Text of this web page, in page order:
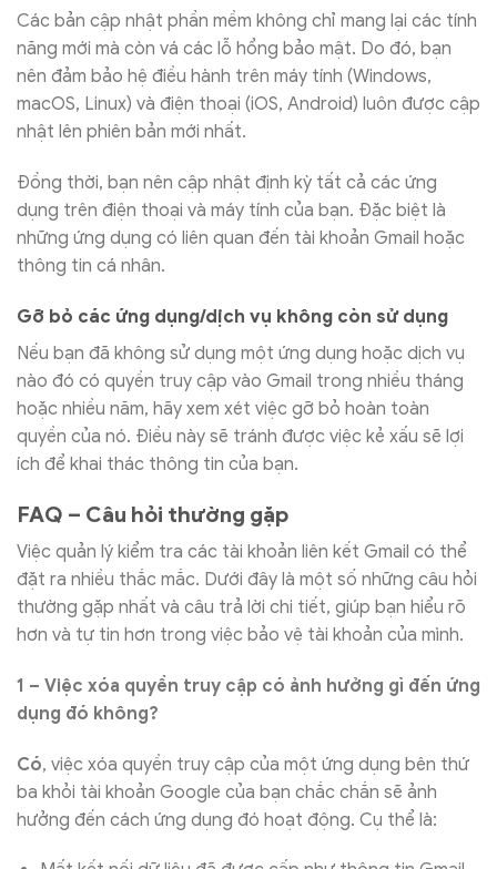
Các bản cập nhật phần mềm không chỉ mang lại các tính
năng mới mà còn vá các lỗ hổng bảo mật. Do đó, bạn
nên đảm bảo hệ điều hành trên máy tính (Windows,
macOS, Linux) và điện thoại (iOS, Android) luôn được cập
nhật lên phiên bản mới nhất.
Đồng thời, bạn nên cập nhật định kỳ tất cả các ứng
dụng trên điện thoại và máy tính của bạn. Đặc biệt là
những ứng dụng có liên quan đến tài khoản Gmail hoặc
thông tin cá nhân.
Gỡ bỏ các ứng dụng/dịch vụ không còn sử dụng
Nếu bạn đã không sử dụng một ứng dụng hoặc dịch vụ
nào đó có quyền truy cập vào Gmail trong nhiều tháng
hoặc nhiều năm, hãy xem xét việc gỡ bỏ hoàn toàn
quyền của nó. Điều này sẽ tránh được việc kẻ xấu sẽ lợi
ích để khai thác thông tin của bạn.
FAQ – Câu hỏi thường gặp
Việc quản lý kiểm tra các tài khoản liên kết Gmail có thể
đặt ra nhiều thắc mắc. Dưới đây là một số những câu hỏi
thường gặp nhất và câu trả lời chi tiết, giúp bạn hiểu rõ
hơn và tự tin hơn trong việc bảo vệ tài khoản của mình.
1 – Việc xóa quyền truy cập có ảnh hưởng gì đến ứng
dụng đó không?
Có, việc xóa quyền truy cập của một ứng dụng bên thứ
ba khỏi tài khoản Google của bạn chắc chắn sẽ ảnh
hưởng đến cách ứng dụng đó hoạt động. Cụ thể là: